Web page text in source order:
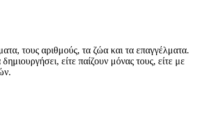
τους αριθμούς, τα ζώα και τα επαγγέλματα.
είτε παίζουν μόνας τους, είτε με